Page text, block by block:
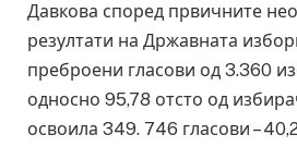
Давкова според првичните
резултати на Државната
преброени гласови од 3.360
односно 95,78 отсто од
освоила 349. 746 гласови –